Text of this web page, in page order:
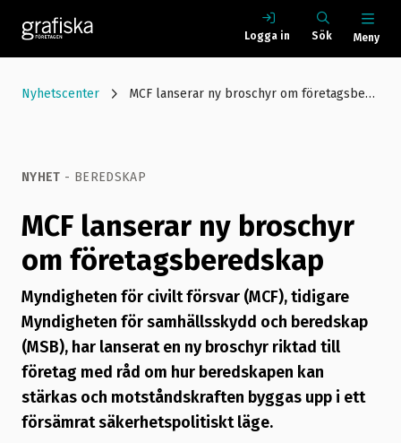
Logga in Sök Meny
Nyhetscenter MCF lanserar ny broschyr om företagsberedskap
NYHET - BEREDSKAP
MCF lanserar ny broschyr
om företagsberedskap
Myndigheten för civilt försvar (MCF), tidigare
Myndigheten för samhällsskydd och beredskap
(MSB), har lanserat en ny broschyr riktad till
företag med råd om hur beredskapen kan
stärkas och motståndskraften byggas upp i ett
försämrat säkerhetspolitiskt läge.